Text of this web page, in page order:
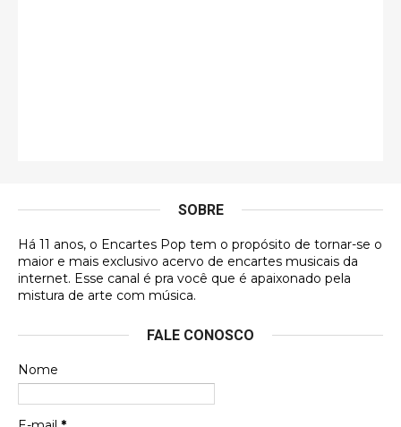
DVD MIDINHO
Francierton
futuras aquisições, e olhando o encarte aqui, me
Francierton
Espero que tenham sentido minha falta, informo
SOBRE
Há 11 anos, o Encartes Pop tem o propósito de tornar-se o
maior e mais exclusivo acervo de encartes musicais da
internet. Esse canal é pra você que é apaixonado pela
mistura de arte com música.
FALE CONOSCO
Nome